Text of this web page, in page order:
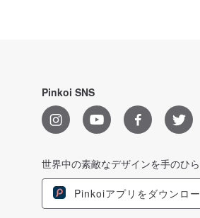
Pinkoi SNS
世界中の素敵なデザインを手のひ
Pinkoiアプリをダウンロ